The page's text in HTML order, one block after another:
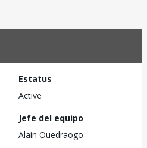
Estatus
Active
Jefe del equipo
Alain Ouedraogo